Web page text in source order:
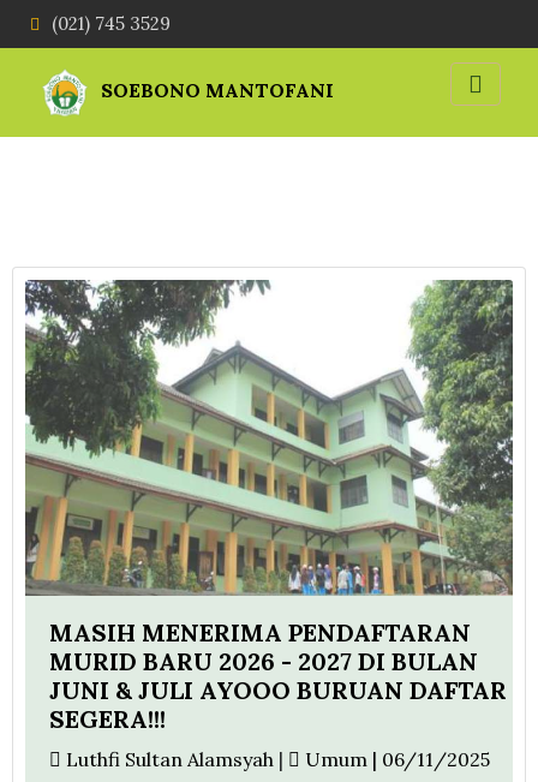
(021) 745 3529
SOEBONO MANTOFANI
MASIH MENERIMA PENDAFTARAN
MURID BARU 2026 - 2027 DI BULAN
JUNI & JULI AYOOO BURUAN DAFTAR
SEGERA!!!
Luthfi Sultan Alamsyah | Umum | 06/11/2025